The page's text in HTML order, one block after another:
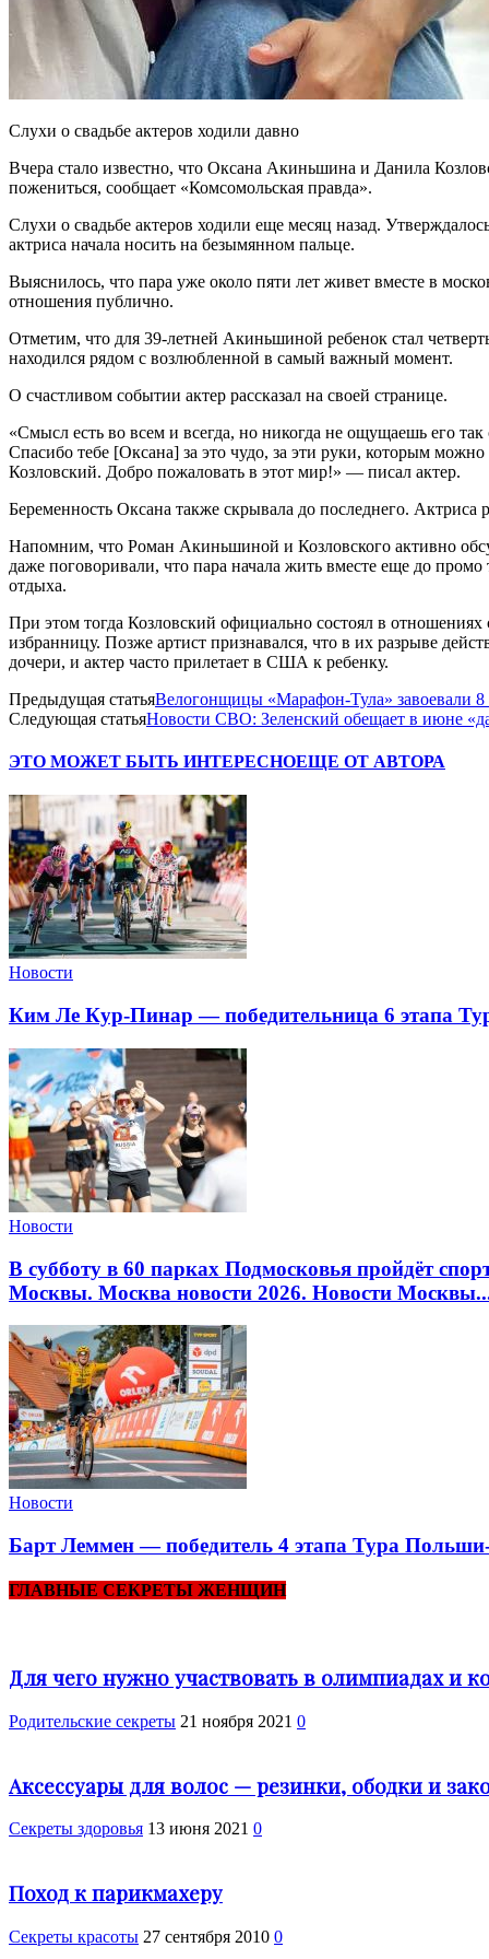
Слухи о свадьбе актеров ходили давно
Вчера стало известно, что Оксана Акиньшина и Данила
пожениться, сообщает «Комсомольская правда».
Слухи о свадьбе актеров ходили еще месяц назад.
актриса начала носить на безымянном пальце.
Выяснилось, что пара уже около пяти лет живет вместе в
отношения публично.
Отметим, что для 39-летней Акиньшиной ребенок стал
находился рядом с возлюбленной в самый важный момент.
О счастливом событии актер рассказал на своей странице.
«Смысл есть во всем и всегда, но никогда не ощущаешь его
Спасибо тебе [Оксана] за это чудо, за эти руки, которым
Козловский. Добро пожаловать в этот мир!» — писал актер.
Беременность Оксана также скрывала до последнего.
Напомним, что Роман Акиньшиной и Козловского активно
даже поговоривали, что пара начала жить вместе еще до
отдыха.
При этом тогда Козловский официально состоял в
избранницу. Позже артист признавался, что в их разрыве
дочери, и актер часто прилетает в США к ребенку.
Предыдущая статьяВелогонщицы «Марафон-Тула» завоевали
Следующая статьяНовости СВО: Зеленский обещает в июне
ЭТО МОЖЕТ БЫТЬ ИНТЕРЕСНОЕЩЕ ОТ АВТОРА
Новости
Ким Ле Кур-Пинар — победительница 6 этапа
Новости
В субботу в 60 парках Подмосковья пройдёт
Москвы. Москва новости 2026. Новости
Новости
Барт Леммен — победитель 4 этапа Тура
ГЛАВНЫЕ СЕКРЕТЫ ЖЕНЩИН
Для чего нужно участвовать в олимпиадах и
Родительские секреты 21 ноября 2021 0
Аксессуары для волос — резинки, ободки и
Cекреты здоровья 13 июня 2021 0
Поход к парикмахеру
Секреты красоты 27 сентября 2010 0